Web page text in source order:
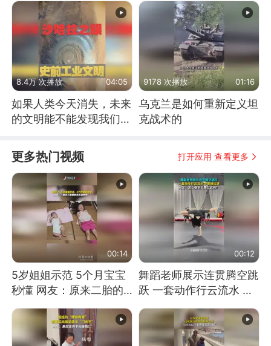
8.4万 次播放 04:05
如果人类今天消失，未来
的文明能不能发现我们存
9178 次播放 01:16
乌克兰是如何重新定义坦
克战术的
更多热门视频 打开应用 查看更多
00:14
5岁姐姐示范 5个月宝宝
秒懂 网友：原来二胎的
00:12
舞蹈老师展示连贯腾空跳
跃 一套动作行云流水 节
到又舞又武的？